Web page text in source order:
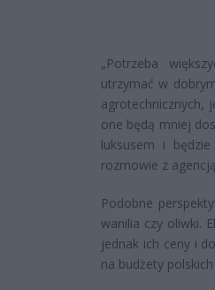
„Potrzeba
utrzymać w
agrotechnicznych,
one będą mniej
luksusem i
rozmowie z
Podobne
wanilia czy oliwki.
jednak ich ceny i
na budżety